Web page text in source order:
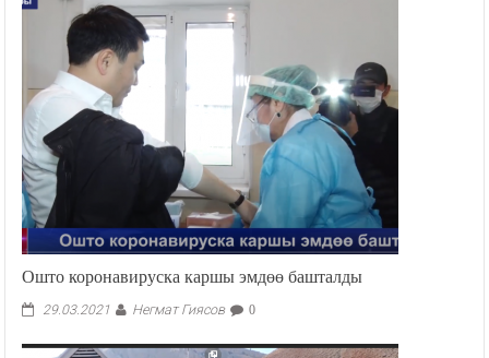
Ошто коронавируска каршы эмдөө башталды
29.03.2021 Негмат Гиясов 0